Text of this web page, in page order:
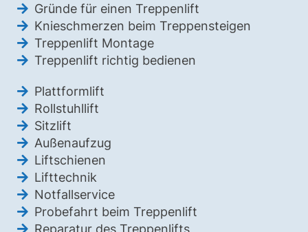
Gründe für einen Treppenlift
Knieschmerzen beim Treppensteigen
Treppenlift Montage
Treppenlift richtig bedienen
Plattformlift
Rollstuhllift
Sitzlift
Außenaufzug
Liftschienen
Lifttechnik
Notfallservice
Probefahrt beim Treppenlift
Reparatur des Treppenlifts